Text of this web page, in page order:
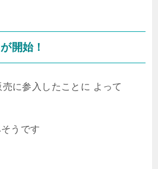
開始！
に参入したことに よって
うです